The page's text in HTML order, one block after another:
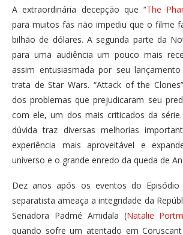
A extraordinária decepção que “The
para muitos fãs não impediu que o filme
bilhão de dólares. A segunda parte da
para uma audiência um pouco mais
assim entusiasmada por seu
trata de Star Wars. “Attack of the
dos problemas que prejudicaram seu
com ele, um dos mais criticados da
dúvida traz diversas melhorias
experiência mais aproveitável e
universo e o grande enredo da queda de
Dez anos após os eventos do
separatista ameaça a integridade da
Senadora Padmé Amidala (Natalie
quando sofre um atentado em